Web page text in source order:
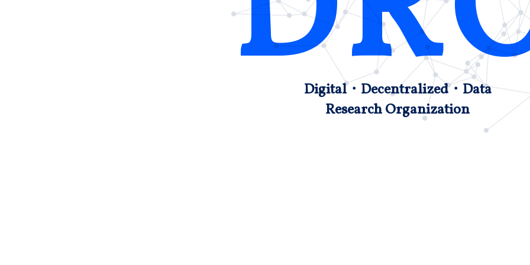
Digital・Decentralized・Data
Research Organization